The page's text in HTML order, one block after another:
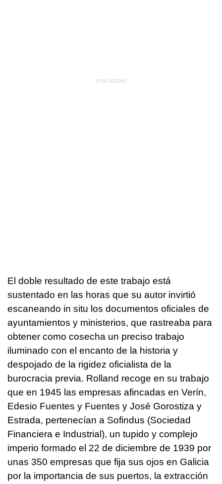
El doble resultado de este trabajo está
sustentado en las horas que su autor invirtió
escaneando in situ los documentos oficiales de
ayuntamientos y ministerios, que rastreaba para
obtener como cosecha un preciso trabajo
iluminado con el encanto de la historia y
despojado de la rigidez oficialista de la
burocracia previa. Rolland recoge en su trabajo
que en 1945 las empresas afincadas en Verín,
Edesio Fuentes y Fuentes y José Gorostiza y
Estrada, pertenecían a Sofindus (Sociedad
Financiera e Industrial), un tupido y complejo
imperio formado el 22 de diciembre de 1939 por
unas 350 empresas que fija sus ojos en Galicia
por la importancia de sus puertos, la extracción